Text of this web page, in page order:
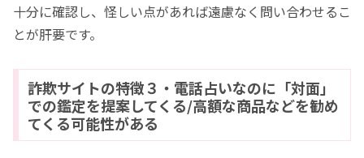
十分に確認し、怪しい点があれば遠慮なく問い合わせるこ
とが肝要です。
詐欺サイトの特徴３・電話占いなのに「対面」
での鑑定を提案してくる/高額な商品などを勧め
てくる可能性がある